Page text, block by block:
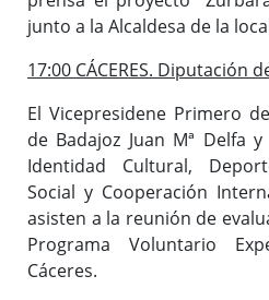
junto a la Alcaldesa de la
17:00 CÁCERES. Diputación
El Vicepresidene Primero
de Badajoz Juan Mª Delfa
Identidad Cultural,
Social y Cooperación
asisten a la reunión de
Programa Voluntario
Cáceres.